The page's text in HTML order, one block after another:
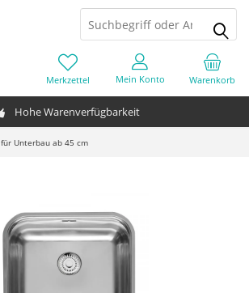
Hohe Warenverfügbarkeit
Warenkorb
Merkzettel Mein Konto
für Unterbau ab 45 cm